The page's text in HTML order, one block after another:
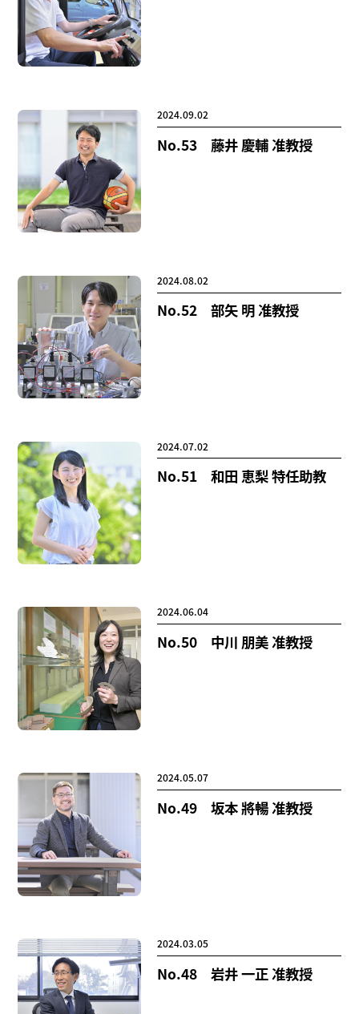
研究者総覧
2024.09.02
No.53 藤井 慶輔 准教授
2024.08.02
No.52 部矢 明 准教授
2024.07.02
No.51 和田 恵梨 特任助教
2024.06.04
No.50 中川 朋美 准教授
2024.05.07
No.49 坂本 將暢 准教授
2024.03.05
No.48 岩井 一正 准教授